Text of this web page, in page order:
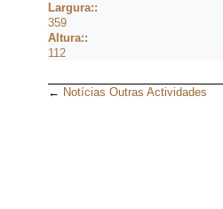
Largura::
359
Altura::
112
← Notícias Outras Actividades